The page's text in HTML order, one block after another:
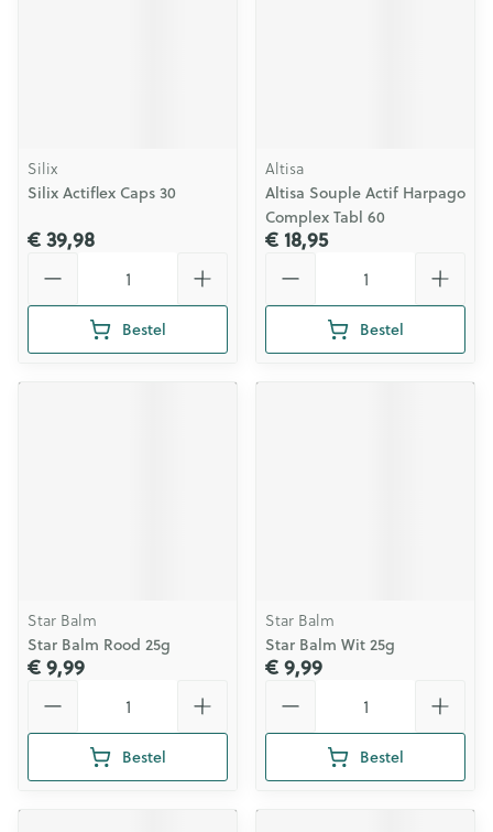
Silix
Silix Actiflex Caps 30
€ 39,98
Bestel
Altisa
Altisa Souple Actif Harpago
Complex Tabl 60
€ 18,95
Bestel
Star Balm
Star Balm Rood 25g
€ 9,99
Bestel
Star Balm
Star Balm Wit 25g
€ 9,99
Bestel